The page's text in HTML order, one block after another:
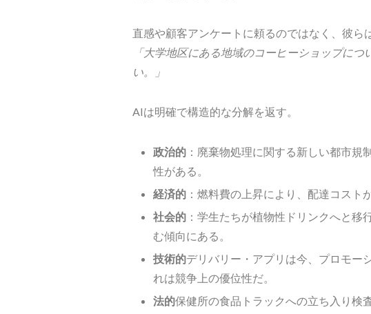
直感や顧客アンケートに頼るのではなく、彼ら
「大学地区にある地域のコーヒーショップにつ
い。」
AIは明確で構造的な分解を返す。
政治的 ：廃棄物処理に関する新しい都市規
性がある。
経済的 ：燃料費の上昇により、配達コスト
社会的 ：学生たちが植物性ドリンクへと移
む傾向にある。
技術的デリバリー・アプリは今、プロモー
れは競争上の優位性だ。
法的保健所の食品トラックへの立ち入り検